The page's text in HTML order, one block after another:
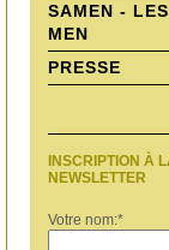
SAMEN -
MEN
PRESSE
INSCRIPTION À
NEWSLETTER
Votre nom:*